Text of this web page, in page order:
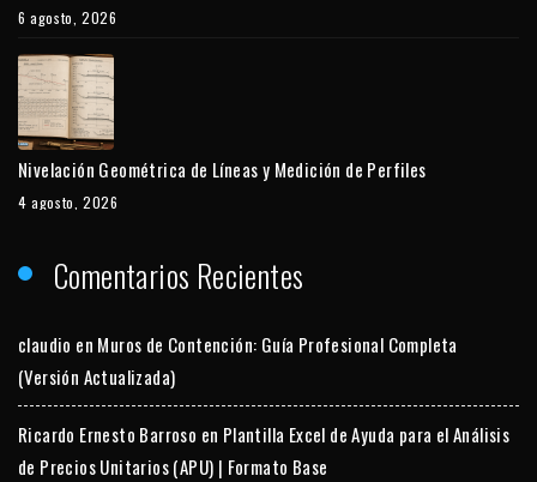
6 agosto, 2026
Nivelación Geométrica de Líneas y Medición de Perfiles
4 agosto, 2026
Comentarios Recientes
claudio en Muros de Contención: Guía Profesional Completa
(Versión Actualizada)
Ricardo Ernesto Barroso en Plantilla Excel de Ayuda para el Análisis
de Precios Unitarios (APU) | Formato Base